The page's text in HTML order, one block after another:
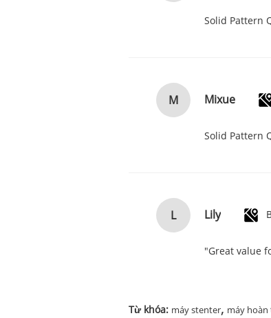
Solid Pattern
M Mixue
Solid Pattern
L Lily
"Great value
Từ khóa: máy stenter, máy